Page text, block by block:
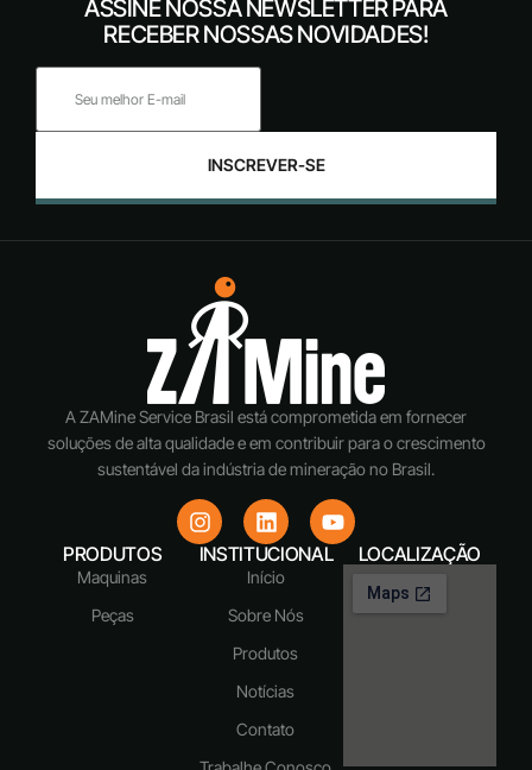
ASSINE NOSSA NEWSLETTER PARA
RECEBER NOSSAS NOVIDADES!
INSCREVER-SE
A ZAMine Service Brasil está comprometida em fornecer
soluções de alta qualidade e em contribuir para o crescimento
sustentável da indústria de mineração no Brasil.
PRODUTOS
Maquinas
Peças
INSTITUCIONAL
Início
Sobre Nós
Produtos
Notícias
Contato
LOCALIZAÇÃO